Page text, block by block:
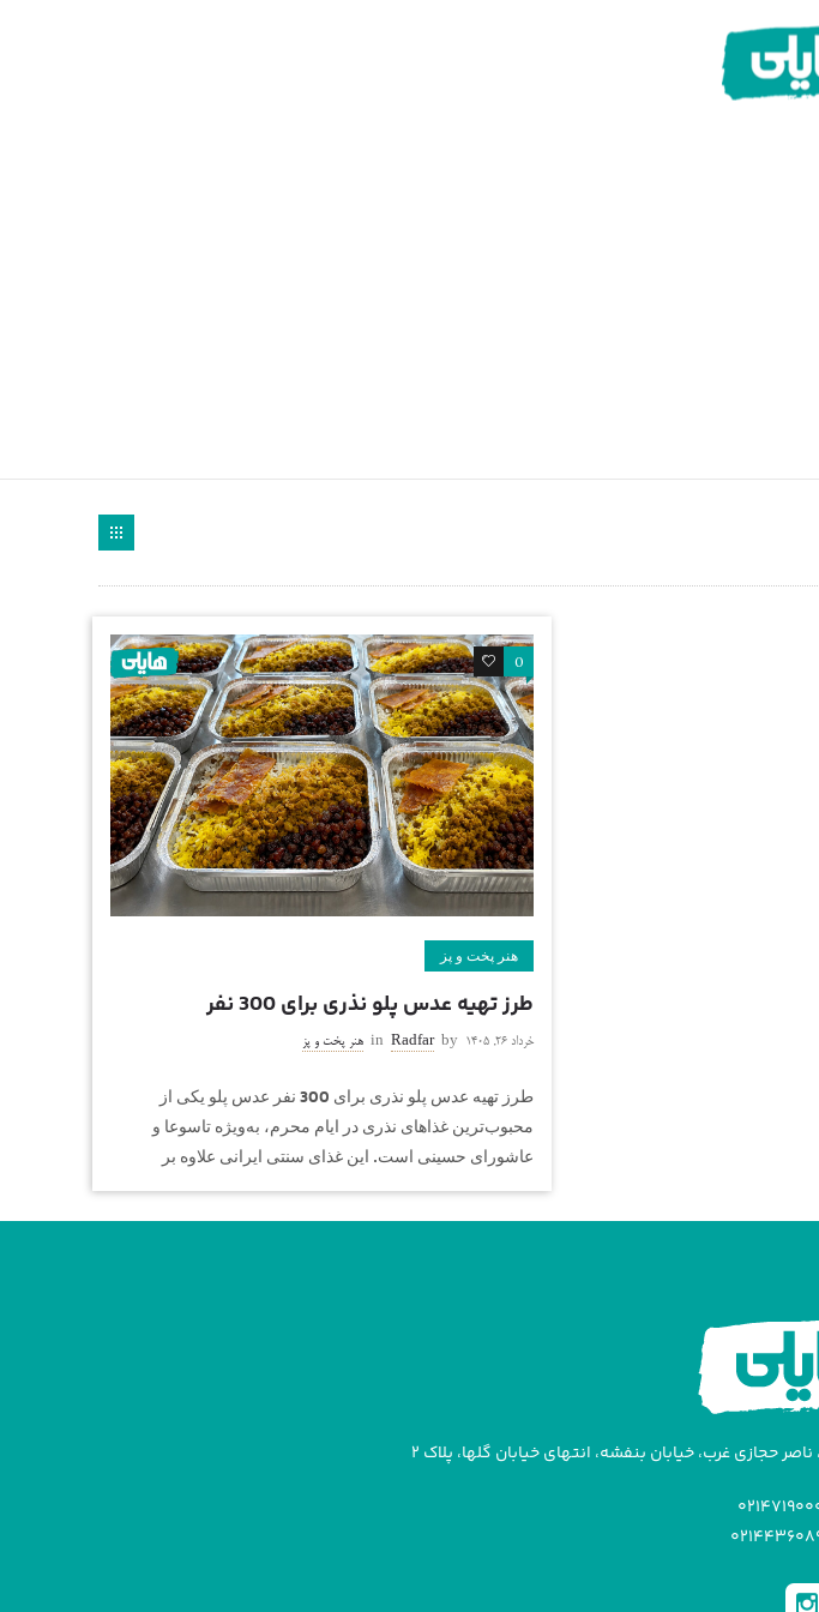
0
0
هنر پخت و پز
طرز تهیه عدس پلو نذری برای 300 نفر
خرداد ۲۶, ۱۴۰۵ by
Radfar
in هنر پخت و پز
طرز تهیه عدس پلو نذری برای 300 نفر عدس پلو یکی از
محبوب‌ترین غذاهای نذری در ایام محرم، به‌ویژه تاسوعا و
عاشورای حسینی است. این غذای سنتی ایرانی علاوه بر
حجازی غرب، خیابان بنفشه، انتهای خیابان گلها، پلاک ۲